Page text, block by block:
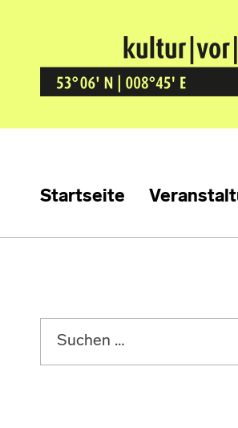
Kultur Vor Ort
BREMEN GRÖPELINGEN
Startseite
Suchen nach: